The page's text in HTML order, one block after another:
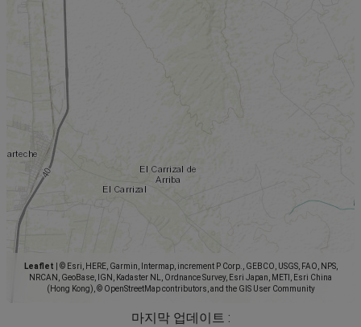
Leaflet
© Esri, HERE, Garmin, Intermap, increment P Corp., GEBCO, USGS, FAO, NPS,
NRCAN, GeoBase, IGN, Kadaster NL, Ordnance Survey, Esri Japan, METI, Esri China
(Hong Kong), © OpenStreetMap contributors, and the GIS User Community
마지막 업데이트 :